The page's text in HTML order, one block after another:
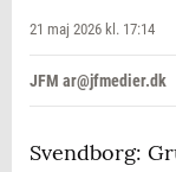
21 maj 2026 kl. 17:14
JFM ar@jfmedier.dk
Svendborg: